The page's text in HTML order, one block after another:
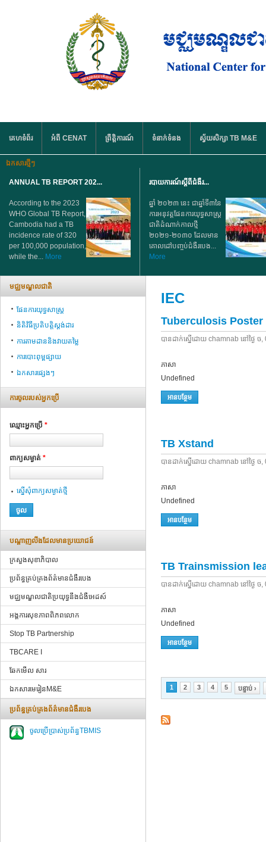
គេហទំព័រ
អំពី CENAT ព្រឹត្តិការណ៍ ទំនាក់ទំនង ស្វ័យសិក្សា TB M&E
ឯកសារថ្មីៗ
ANNUAL TB REPORT 202...
According to the 2023
WHO Global TB Report,
Cambodia had a TB
incidence rate of 320
per 100,000 population,
while the... More
របាយការណ៍ស្តីពីជំងឺរ...
ឆ្នាំ ២០២៣ នេះ ជាឆ្នាំទី៣នៃ
ការអនុវត្តផែនការយុទ្ធសាស្ត្រ
ជាតិដំណាក់កាលថ្មី
២០២១-២០៣០ ដែលមាន
គោលដៅបញ្ចប់ជំងឺរបេង...
More
IEC
Tuberculosis Poster
បាន​ដាក់​ស្នើ​ដោយ​ chamnab ​នៅ​ថ្ងៃ​ ច,
ភាសា
Undefined
អាន​បន្ថែម
TB Xstand
បាន​ដាក់​ស្នើ​ដោយ​ chamnab ​នៅ​ថ្ងៃ​ ច,
ភាសា
Undefined
អាន​បន្ថែម
TB Trainsmission
បាន​ដាក់​ស្នើ​ដោយ​ chamnab ​នៅ​ថ្ងៃ​ ច,
ភាសា
Undefined
អាន​បន្ថែម
ទំព័រ
1 2 3 4 5 បន្ទាប់ ›
មជ្ឈមណ្ឌលជាតិ
ផែនការយុទ្ធសាស្ត្រ
និតិវិធីប្រតិបត្តិស្ដង់ដារ
ការតាមដាននិងវាយតម្លៃ
ការបោះពុម្ពផ្សាយ
ឯកសារផ្សេងៗ
ការ​ចូល​របស់​អ្នក​ប្រើ
ឈ្មោះអ្នក​ប្រើ *
ពាក្យ​សម្ងាត់ *
ស្នើ​សុំ​ពាក្យ​សម្ងាត់​ថ្មី
បណ្ដាញ​លីងដែលមានប្រយោជន៍
ក្រសួងសុខាភិបាល
ប្រព័ន្ធគ្រប់គ្រងព័ត៌មានជំងឺរបេង
មជ្ឈមណ្ឌលជាតិប្រយុទ្ធនឹងជំងឺអេដស៍
អង្គការសុខភាពពិភពលោក
Stop TB Partnership
TBCARE I
ឆែកមើល សារ
ឯកសារមេរៀនM&E
ប្រព័ន្ធគ្រប់គ្រងព័ត៌មានជំងឺរបេង
ចូលប្រើប្រាស់ប្រព័ន្ធTBMIS